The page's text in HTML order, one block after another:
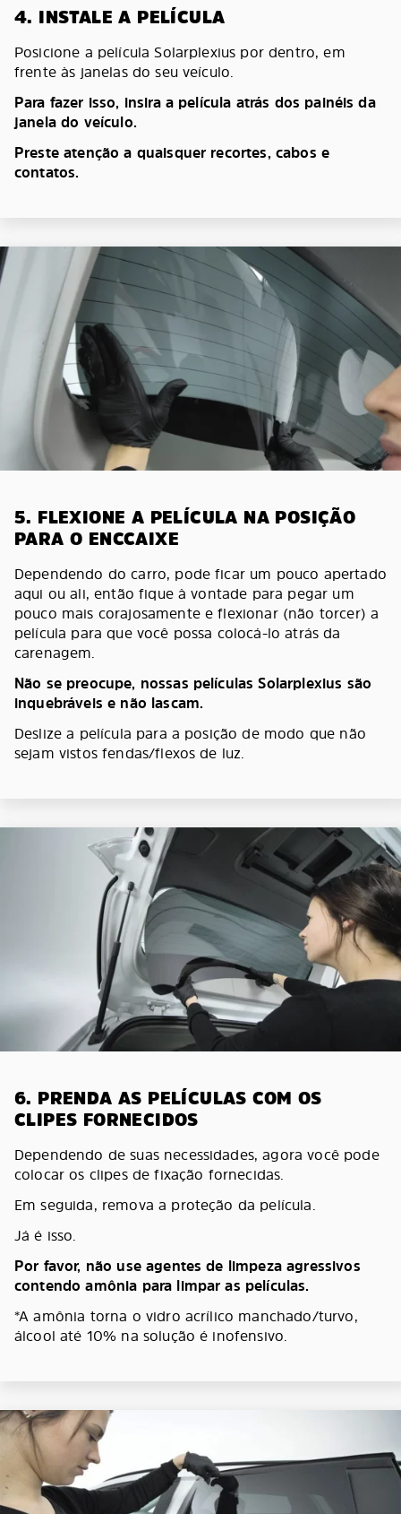
4. INSTALE A PELÍCULA
Posicione a película Solarplexius por dentro, em
frente às janelas do seu veículo.
Para fazer isso, insira a película atrás dos painéis da
janela do veículo.
Preste atenção a quaisquer recortes, cabos e
contatos.
5. FLEXIONE A PELÍCULA NA POSIÇÃO
PARA O ENCCAIXE
Dependendo do carro, pode ficar um pouco apertado
aqui ou ali, então fique à vontade para pegar um
pouco mais corajosamente e flexionar (não torcer) a
película para que você possa colocá-lo atrás da
carenagem.
Não se preocupe, nossas películas Solarplexius são
inquebráveis e não lascam.
Deslize a película para a posição de modo que não
sejam vistos fendas/flexos de luz.
6. PRENDA AS PELÍCULAS COM OS
CLIPES FORNECIDOS
Dependendo de suas necessidades, agora você pode
colocar os clipes de fixação fornecidas.
Em seguida, remova a proteção da película.
Já é isso.
Por favor, não use agentes de limpeza agressivos
contendo amônia para limpar as películas.
*A amônia torna o vidro acrílico manchado/turvo,
álcool até 10% na solução é inofensivo.